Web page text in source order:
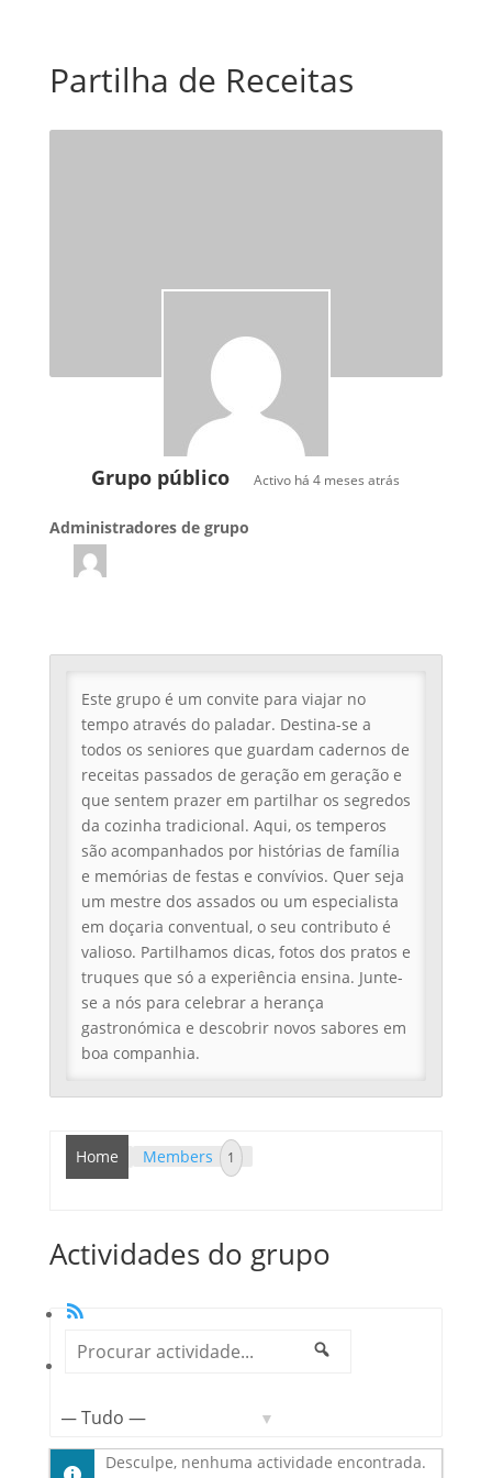
Partilha de Receitas
Grupo público Activo há4 meses atrás
Liderança
Administradores de grupo
Este grupo é um convite para viajar no
tempo através do paladar. Destina-se a
todos os seniores que guardam cadernos de
receitas passados de geração em geração e
que sentem prazer em partilhar os segredos
da cozinha tradicional. Aqui, os temperos
são acompanhados por histórias de família
e memórias de festas e convívios. Quer seja
um mestre dos assados ou um especialista
em doçaria conventual, o seu contributo é
valioso. Partilhamos dicas, fotos dos pratos e
truques que só a experiência ensina. Junte-
se a nós para celebrar a herança
gastronómica e descobrir novos sabores em
boa companhia.
Home Members 1
Actividades do grupo
RSS
Procurar
Desculpe, nenhuma actividade encontrada.